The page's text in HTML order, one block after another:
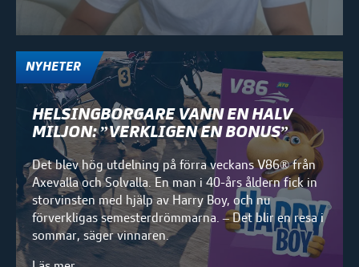
NYHETER
HELSINGBORGARE VANN EN HALV
MILJON: ”VERKLIGEN EN BONUS”
Det blev hög utdelning på förra veckans V86® från
Axevalla och Solvalla. En man i 40-års åldern fick in
storvinsten med hjälp av Harry Boy, och nu
förverkligas semesterdrömmarna. – Det blir en resa i
sommar, säger vinnaren.